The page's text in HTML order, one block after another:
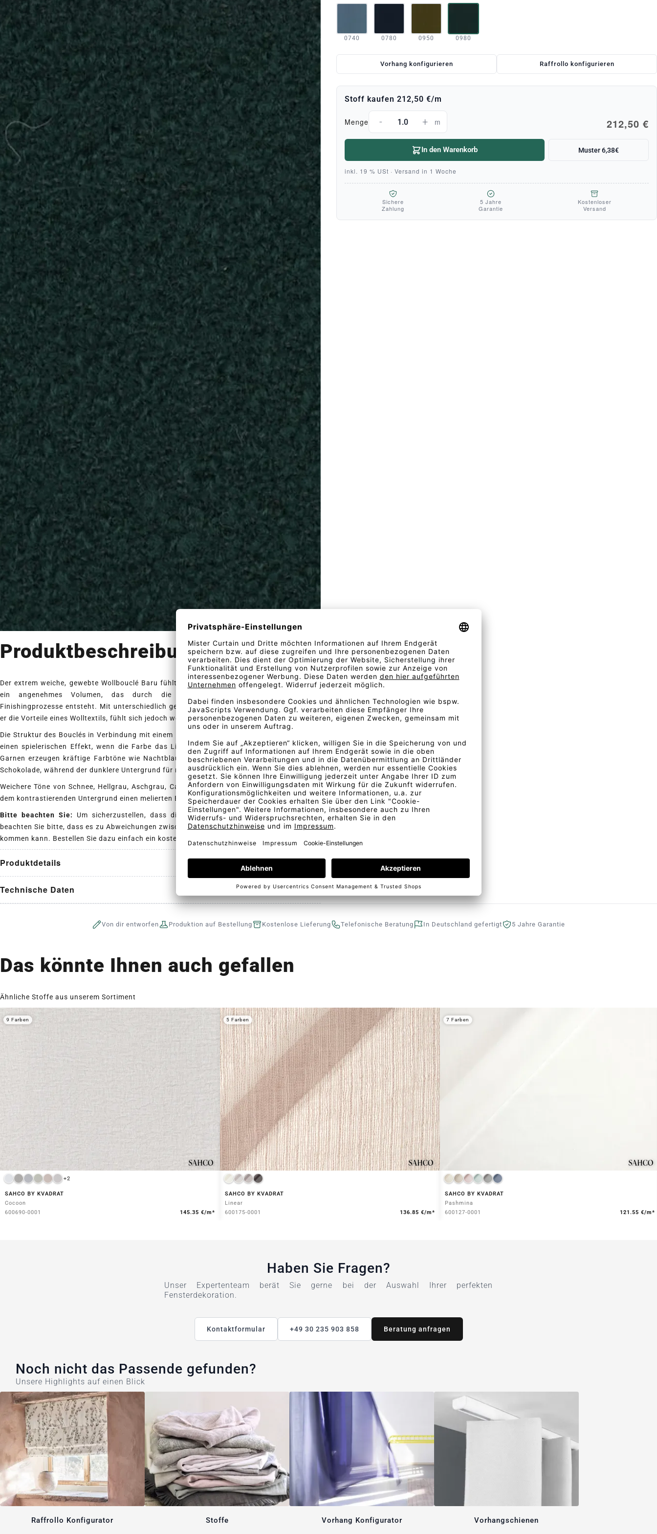
0740 0780 0950 0980
Vorhang konfigurieren Raffrollo konfigurieren
Stoff kaufen 212,50 €/m
Menge - + m 212,50 €
In den Warenkorb Muster 6,38€
inkl. 19 % USt · Versand in 1 Woche
Sichere
Zahlung
5 Jahre
Garantie
Kostenloser
Versand
Produktbeschreibung
Der extrem weiche, gewebte Wollbouclé Baru fühlt sich wie geschorenes Fleece an und hat
ein angenehmes Volumen, das durch die Elastizität der Wollfasern und die
Finishingprozesse entsteht. Mit unterschiedlich gefärbtem Garn in Kette und Schuss bietet
er die Vorteile eines Wolltextils, fühlt sich jedoch weicher an.
Die Struktur des Bouclés in Verbindung mit einem leichten Glanz der Acrylmischung erzeugt
einen spielerischen Effekt, wenn die Farbe das Licht einfängt. Minimale Kontraste in den
Garnen erzeugen kräftige Farbtöne wie Nachtblau, Waldgrün, Kastanienbraun und dunkle
Schokolade, während der dunklere Untergrund für mehr Tiefe sorgt.
Weichere Töne von Schnee, Hellgrau, Aschgrau, Camel, Vanille und Moosgrün erzeugen vor
dem kontrastierenden Untergrund einen melierten Effekt.
Bitte beachten Sie:
Um sicherzustellen, dass die Farbe Ihren Vorstellungen entspricht,
beachten Sie bitte, dass es zu Abweichungen zwischen der Abbildung und dem Originalstoff
kommen kann. Bestellen Sie dazu einfach ein kostenloses Stoffmuster.
Produktdetails
Technische Daten
Von dir entworfen Produktion auf Bestellung Kostenlose Lieferung Telefonische Beratung In Deutschland gefertigt 5 Jahre Garantie
Das könnte Ihnen auch gefallen
Ähnliche Stoffe aus unserem Sortiment
+2
SAHCO BY KVADRAT
Cocoon
600690-0001
145.35 €/m*
9 Farben
SAHCO BY KVADRAT
Linear
600175-0001
136.85 €/m*
5 Farben
SAHCO BY KVADRAT
Pashmina
600127-0001
121.55 €/m*
7 Farben
Haben Sie Fragen?
Unser Expertenteam berät Sie gerne bei der Auswahl Ihrer perfekten
Fensterdekoration.
Kontaktformular +49 30 235 903 858 Beratung anfragen
Noch nicht das Passende gefunden?
Unsere Highlights auf einen Blick
Raffrollo Konfigurator Stoffe Vorhang Konfigurator Vorhangschienen